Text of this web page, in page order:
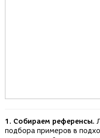
1. Собираем референсы.
подбора примеров в